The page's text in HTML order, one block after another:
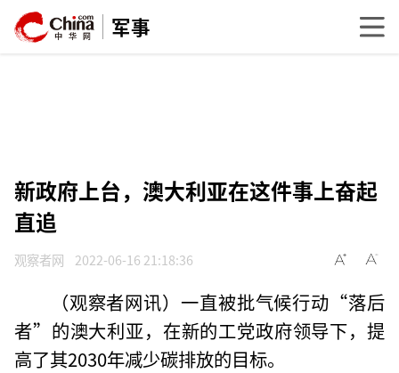
军事
新政府上台，澳大利亚在这件事上奋起
直追
观察者网 2022-06-16 21:18:36
（观察者网讯）一直被批气候行动“落后
者”的澳大利亚，在新的工党政府领导下，提
高了其2030年减少碳排放的目标。